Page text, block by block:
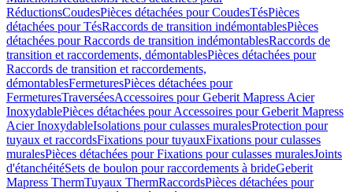
RéductionsCoudesPièces détachées pour CoudesTésPièces
détachées pour TésRaccords de transition indémontablesPièces
détachées pour Raccords de transition indémontablesRaccords de
transition et raccordements, démontablesPièces détachées pour
Raccords de transition et raccordements,
démontablesFermeturesPièces détachées pour
FermeturesTraverséesAccessoires pour Geberit Mapress Acier
InoxydablePièces détachées pour Accessoires pour Geberit Mapress
Acier InoxydableIsolations pour culasses muralesProtection pour
tuyaux et raccordsFixations pour tuyauxFixations pour culasses
muralesPièces détachées pour Fixations pour culasses muralesJoints
d'étanchéitéSets de boulon pour raccordements à brideGeberit
Mapress ThermTuyaux ThermRaccordsPièces détachées pour